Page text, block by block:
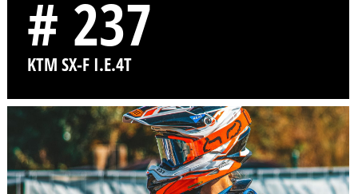
# 237
KTM SX-F I.E.4T